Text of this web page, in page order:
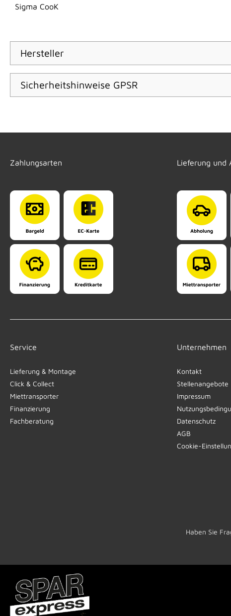
Sigma CooK
Hersteller
Sicherheitshinweise GPSR
Zahlungsarten Lieferung und
Service
Lieferung & Montage
Click & Collect
Miettransporter
Finanzierung
Fachberatung
Unternehmen
Kontakt
Stellenangebote
Impressum
Datenschutz
AGB
Cookie-
Haben Sie